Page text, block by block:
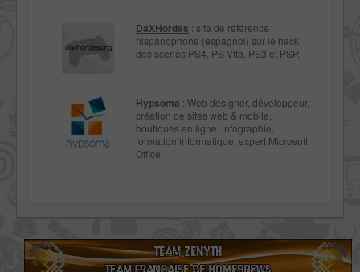
DaXHordes : site de référence
hispanophone (espagnol) sur le hack
des scènes PS4, PS Vita, PS3 et PSP.
Hypsoma : Web designer, développeur,
création de sites web & mobile,
boutiques en ligne, infographie,
formation informatique, expert Microsoft
Office.